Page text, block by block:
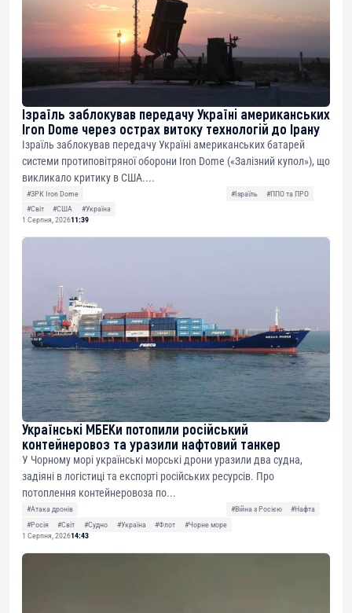
Ізраїль заблокував передачу Україні американських
Iron Dome через острах витоку технологій до Ірану
Ізраїль заблокував передачу Україні американських батарей
системи протиповітряної оборони Iron Dome («Залізний купол»), що
викликало критику в США....
#ЗРК Iron Dome #Ізраїль
#ППО та ПРО
#Світ
#США
#Україна
1 Серпня, 202611:39
Українські МБЕКи потопили російський
контейнеровоз та уразили нафтовий танкер
У Чорному морі українські морські дрони уразили два судна,
задіяні в логістиці та експорті російських ресурсів. Про
потоплення контейнеровоза по...
#Атака дронів #Війна з Росією
#Нафта
#Росія
#Світ #Судно #Україна #Флот
#Чорне море
1 Серпня, 202614:43